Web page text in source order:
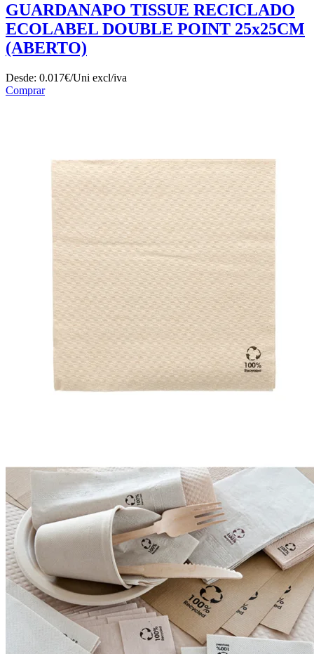
GUARDANAPO TISSUE RECICLADO
ECOLABEL DOUBLE POINT 25x25CM
(ABERTO)
Desde: 0.017€/Uni excl/iva
Comprar